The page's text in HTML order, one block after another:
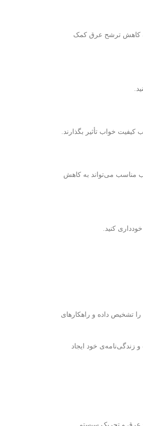
به کاهش ترشح عرق کمک
خواب تأثیر بگذارند.
مناسب می‌تواند به کاهش
کنید.
تشخیص داده و راهکارهای
زندگی‌نامه‌ی خود ایجاد